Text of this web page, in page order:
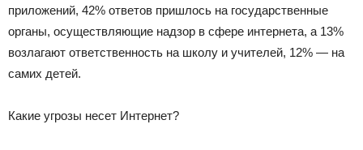
приложений, 42% ответов пришлось на государственные
органы, осуществляющие надзор в сфере интернета, а 13%
возлагают ответственность на школу и учителей, 12% — на
самих детей.
Какие угрозы несет Интернет?